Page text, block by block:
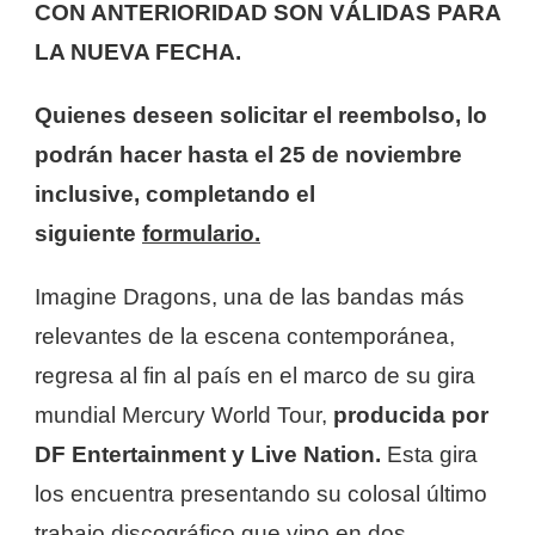
CON ANTERIORIDAD SON VÁLIDAS PARA
LA NUEVA FECHA.
Quienes deseen solicitar el reembolso, lo
podrán hacer hasta el 25 de noviembre
inclusive, completando el
siguiente formulario.
Imagine Dragons, una de las bandas más
relevantes de la escena contemporánea,
regresa al fin al país en el marco de su gira
mundial Mercury World Tour, producida por
DF Entertainment y Live Nation. Esta gira
los encuentra presentando su colosal último